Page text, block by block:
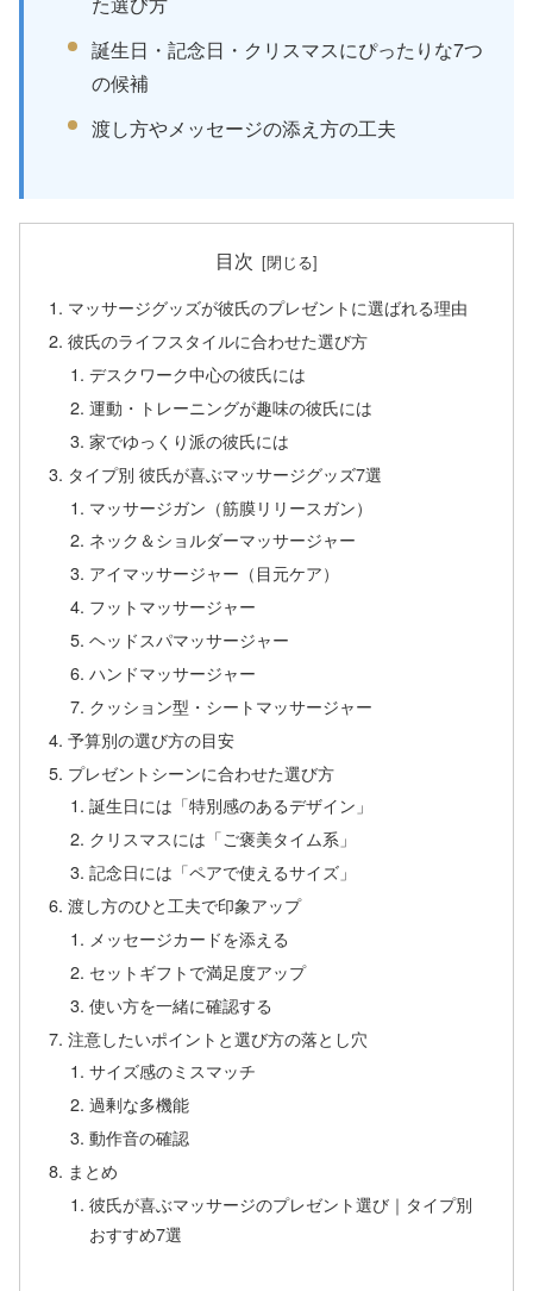
誕生日・記念日・クリスマスにぴったりな7つ
の候補
渡し方やメッセージの添え方の工夫
目次
マッサージグッズが彼氏のプレゼントに選ばれる理由
彼氏のライフスタイルに合わせた選び方
デスクワーク中心の彼氏には
運動・トレーニングが趣味の彼氏には
家でゆっくり派の彼氏には
タイプ別 彼氏が喜ぶマッサージグッズ7選
マッサージガン（筋膜リリースガン）
ネック＆ショルダーマッサージャー
アイマッサージャー（目元ケア）
フットマッサージャー
ヘッドスパマッサージャー
ハンドマッサージャー
クッション型・シートマッサージャー
予算別の選び方の目安
プレゼントシーンに合わせた選び方
誕生日には「特別感のあるデザイン」
クリスマスには「ご褒美タイム系」
記念日には「ペアで使えるサイズ」
渡し方のひと工夫で印象アップ
メッセージカードを添える
セットギフトで満足度アップ
使い方を一緒に確認する
注意したいポイントと選び方の落とし穴
サイズ感のミスマッチ
過剰な多機能
動作音の確認
まとめ
彼氏が喜ぶマッサージのプレゼント選び｜タイプ別
おすすめ7選